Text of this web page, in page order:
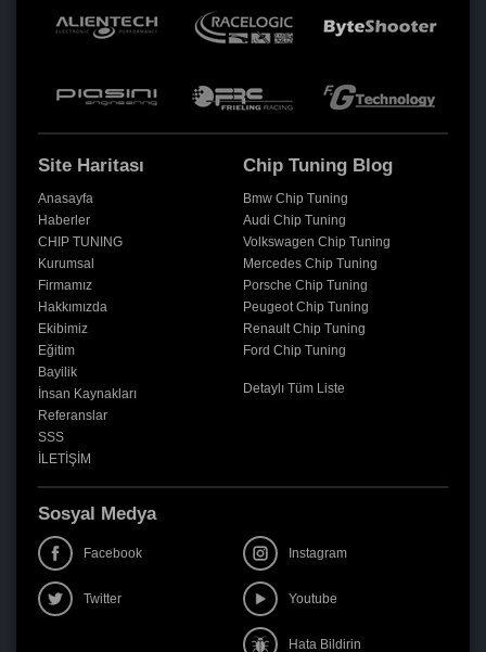
Site Haritası
Anasayfa
Haberler
CHIP TUNING
Kurumsal
Firmamız
Hakkımızda
Ekibimiz
Eğitim
Bayilik
İnsan Kaynakları
Referanslar
SSS
İLETİŞİM
Chip Tuning Blog
Bmw Chip Tuning
Audi Chip Tuning
Volkswagen Chip Tuning
Mercedes Chip Tuning
Porsche Chip Tuning
Peugeot Chip Tuning
Renault Chip Tuning
Ford Chip Tuning
Detaylı Tüm Liste
Sosyal Medya
Facebook Instagram
Twitter Youtube
Hata Bildirin